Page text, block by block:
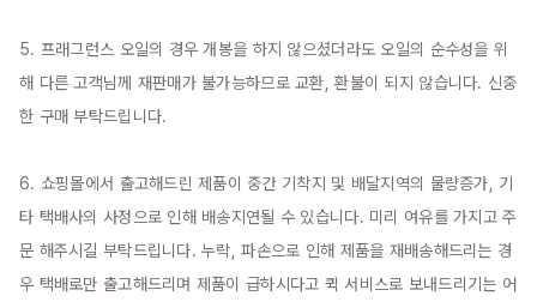
5. 프래그런스 오일의 경우 개봉을 하지 않으셨더라도 오일의 순수성을 위
해 다른 고객님께 재판매가 불가능하므로 교환, 환불이 되지 않습니다. 신중
한 구매 부탁드립니다.
6. 쇼핑몰에서 출고해드린 제품이 중간 기착지 및 배달지역의 물량증가, 기
타 택배사의 사정으로 인해 배송지연될 수 있습니다. 미리 여유를 가지고 주
문 해주시길 부탁드립니다. 누락, 파손으로 인해 제품을 재배송해드리는 경
우 택배로만 출고해드리며 제품이 급하시다고 퀵 서비스로 보내드리기는 어